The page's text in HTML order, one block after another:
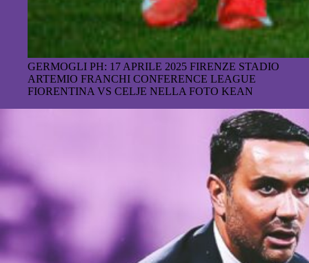
GERMOGLI PH: 17 APRILE 2025 FIRENZE STADIO
ARTEMIO FRANCHI CONFERENCE LEAGUE
FIORENTINA VS CELJE NELLA FOTO KEAN